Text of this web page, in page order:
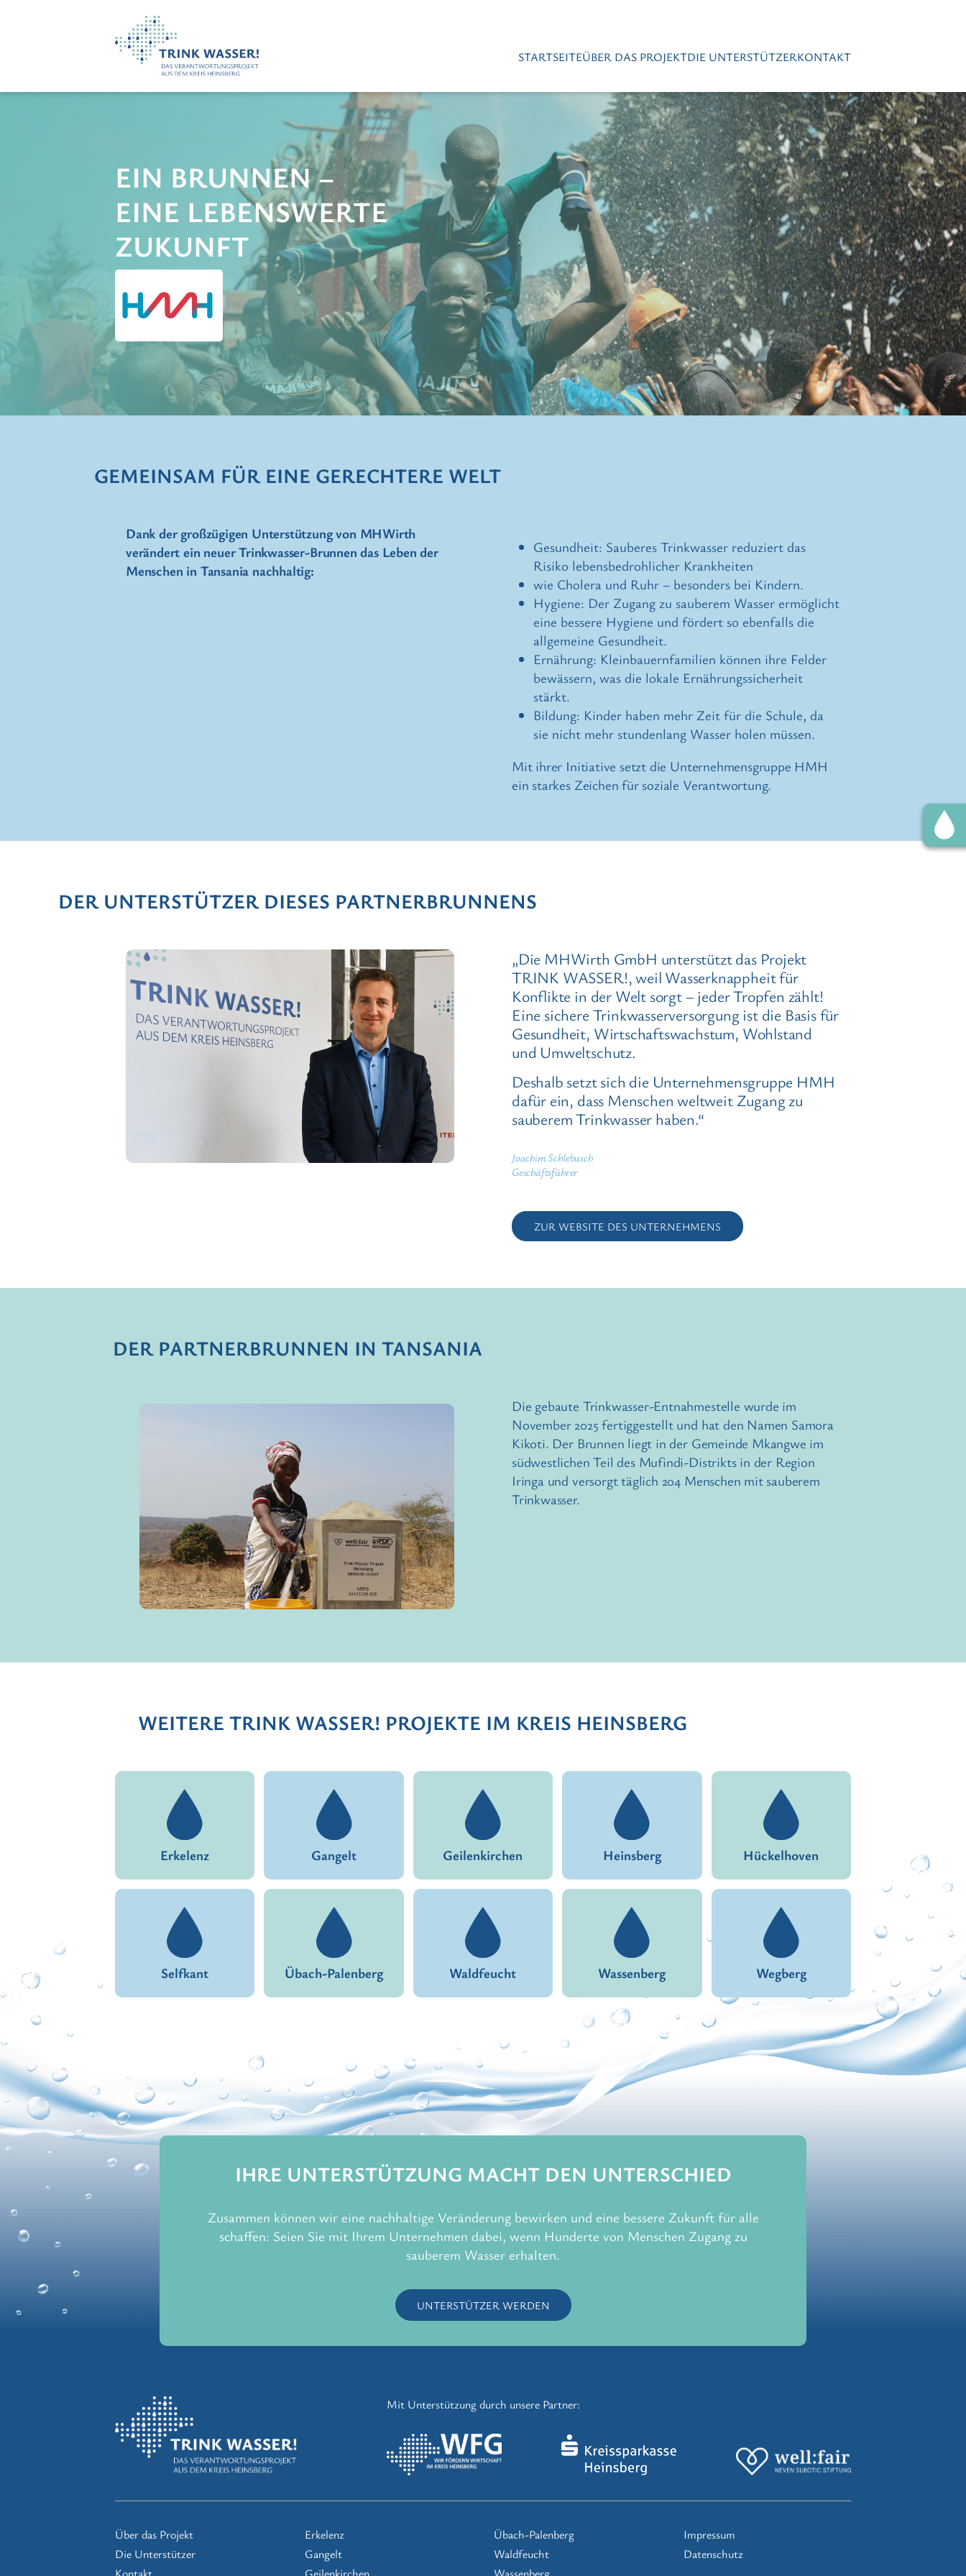
STARTSEITEÜBER DAS PROJEKTDIE UNTERSTÜTZERKONTAKT
EIN BRUNNEN –
EINE LEBENSWERTE
ZUKUNFT
GEMEINSAM FÜR EINE GERECHTERE WELT
Dank der großzügigen Unterstützung von MHWirth
verändert ein neuer Trinkwasser-Brunnen das Leben der
Menschen in Tansania nachhaltig:
Gesundheit: Sauberes Trinkwasser reduziert das
Risiko lebensbedrohlicher Krankheiten
wie Cholera und Ruhr – besonders bei Kindern.
Hygiene: Der Zugang zu sauberem Wasser ermöglicht
eine bessere Hygiene und fördert so ebenfalls die
allgemeine Gesundheit.
Ernährung: Kleinbauernfamilien können ihre Felder
bewässern, was die lokale Ernährungssicherheit
stärkt.
Bildung: Kinder haben mehr Zeit für die Schule, da
sie nicht mehr stundenlang Wasser holen müssen.
Mit ihrer Initiative setzt die Unternehmensgruppe HMH
ein starkes Zeichen für soziale Verantwortung.
DER UNTERSTÜTZER DIESES PARTNERBRUNNENS
„Die MHWirth GmbH unterstützt das Projekt
TRINK WASSER!, weil Wasserknappheit für
Konflikte in der Welt sorgt – jeder Tropfen zählt!
Eine sichere Trinkwasserversorgung ist die Basis für
Gesundheit, Wirtschaftswachstum, Wohlstand
und Umweltschutz.
Deshalb setzt sich die Unternehmensgruppe HMH
dafür ein, dass Menschen weltweit Zugang zu
sauberem Trinkwasser haben.“
Joachim Schlebusch
Geschäftsführer
ZUR WEBSITE DES UNTERNEHMENS
DER PARTNERBRUNNEN IN TANSANIA
Die gebaute Trinkwasser-Entnahmestelle wurde im
November 2025 fertiggestellt und hat den Namen Samora
Kikoti. Der Brunnen liegt in der Gemeinde Mkangwe im
südwestlichen Teil des Mufindi-Distrikts in der Region
Iringa und versorgt täglich 204 Menschen mit sauberem
Trinkwasser.
WEITERE TRINK WASSER! PROJEKTE IM KREIS HEINSBERG
Erkelenz Gangelt Geilenkirchen Heinsberg Hückelhoven
Selfkant Übach-Palenberg Waldfeucht Wassenberg Wegberg
IHRE UNTERSTÜTZUNG MACHT DEN UNTERSCHIED
Zusammen können wir eine nachhaltige Veränderung bewirken und eine bessere Zukunft für alle
schaffen: Seien Sie mit Ihrem Unternehmen dabei, wenn Hunderte von Menschen Zugang zu
sauberem Wasser erhalten.
UNTERSTÜTZER WERDEN
Mit Unterstützung durch unsere Partner:
Über das Projekt
Die Unterstützer
Kontakt
Erkelenz
Gangelt
Geilenkirchen
Übach-Palenberg
Waldfeucht
Wassenberg
Impressum
Datenschutz